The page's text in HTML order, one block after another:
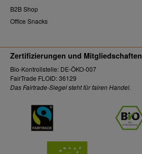
B2B Shop
Office Snacks
Zertifizierungen und Mitgliedschaften
Bio-Kontrollstelle: DE-ÖKO-007
FairTrade FLOID: 36129
Das Fairtrade-Siegel steht für fairen Handel.